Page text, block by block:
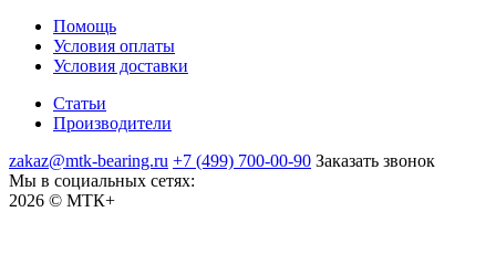
Помощь
Условия оплаты
Условия доставки
Статьи
Производители
zakaz@mtk-bearing.ru +7 (499) 700-00-90 Заказать звонок
Мы в социальных сетях:
2026 © МТК+